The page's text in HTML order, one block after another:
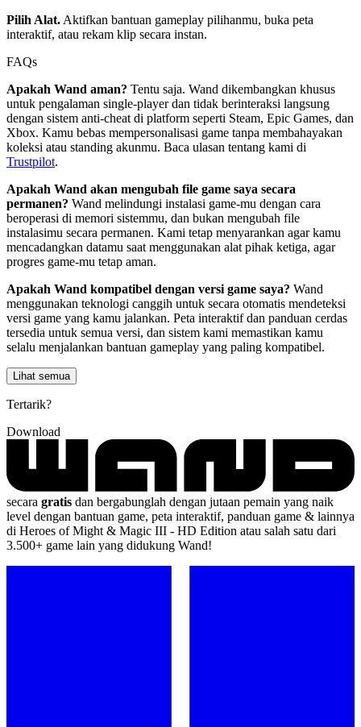
Pilih Alat. Aktifkan bantuan gameplay pilihanmu, buka peta
interaktif, atau rekam klip secara instan.
FAQs
Apakah Wand aman? Tentu saja. Wand dikembangkan khusus
untuk pengalaman single-player dan tidak berinteraksi langsung
dengan sistem anti-cheat di platform seperti Steam, Epic Games, dan
Xbox. Kamu bebas mempersonalisasi game tanpa membahayakan
koleksi atau standing akunmu. Baca ulasan tentang kami di
Trustpilot.
Apakah Wand akan mengubah file game saya secara
permanen? Wand melindungi instalasi game-mu dengan cara
beroperasi di memori sistemmu, dan bukan mengubah file
instalasimu secara permanen. Kami tetap menyarankan agar kamu
mencadangkan datamu saat menggunakan alat pihak ketiga, agar
progres game-mu tetap aman.
Apakah Wand kompatibel dengan versi game saya? Wand
menggunakan teknologi canggih untuk secara otomatis mendeteksi
versi game yang kamu jalankan. Peta interaktif dan panduan cerdas
tersedia untuk semua versi, dan sistem kami memastikan kamu
selalu menjalankan bantuan gameplay yang paling kompatibel.
Lihat semua
Tertarik?
Download
secara gratis dan bergabunglah dengan jutaan pemain yang naik
level dengan bantuan game, peta interaktif, panduan game & lainnya
di Heroes of Might & Magic III - HD Edition atau salah satu dari
3.500+ game lain yang didukung Wand!